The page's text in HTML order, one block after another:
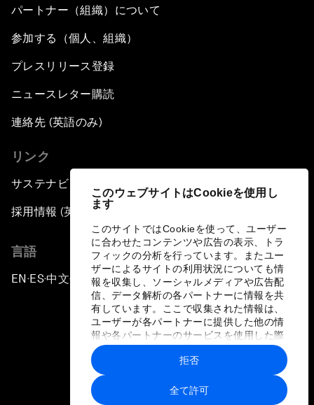
このウェブサイトはCookieを使用し
ます
このサイトではCookieを使って、ユーザー
に合わせたコンテンツや広告の表示、トラ
フィックの分析を行っています。またユー
ザーによるサイトの利用状況についても情
報を収集し、ソーシャルメディアや広告配
信、データ解析の各パートナーに情報を共
有しています。ここで収集された情報は、
ユーザーが各パートナーに提供した他の情
報や各パートナーのサービスを使用した際
に収集された情報と組み合わされ、各パー
トナーによって使用されることがありま
す。
全て許可
拒否
パートナー（組織）について
参加する（個人、組織）
プレスリリース登録
ニュースレター購読
連絡先 (英語のみ)
リンク
サステナビリティへの取り組み
採用情報 (英語のみ)
言語
EN ▪ES▪中文▪ 日本語
プライバシーポリシーと利用規約
サイトマップ